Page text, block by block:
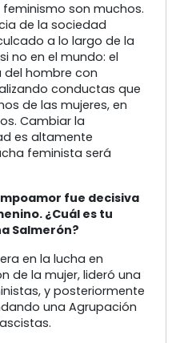
son muchos.
de la sociedad
a lo largo de la
no en el mundo: el
hombre con
conductas que
de las mujeres, en
Cambiar la
es altamente
feminista será
fue decisiva
¿Cuál es tu
Salmerón?
en la lucha en
de la mujer, lideró una
y posteriormente
una Agrupación